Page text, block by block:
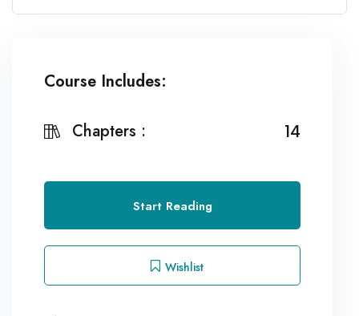
Course Includes:
Chapters : 14
Start Reading
Wishlist